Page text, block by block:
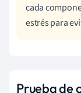
cada
estrés para
Prueba de